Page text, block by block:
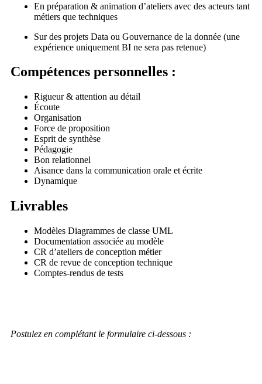
En préparation & animation d’ateliers avec des acteurs tant
métiers que techniques
Sur des projets Data ou Gouvernance de la donnée (une
expérience uniquement BI ne sera pas retenue)
Compétences personnelles :
Rigueur & attention au détail
Écoute
Organisation
Force de proposition
Esprit de synthèse
Pédagogie
Bon relationnel
Aisance dans la communication orale et écrite
Dynamique
Livrables
Modèles Diagrammes de classe UML
Documentation associée au modèle
CR d’ateliers de conception métier
CR de revue de conception technique
Comptes-rendus de tests
Postulez en complétant le formulaire ci-dessous :